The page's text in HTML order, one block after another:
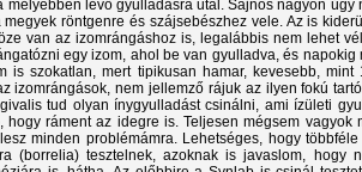
mélyebben lévő gyulladásra utal. Sajnos nagyon úgy
röntgenre és szájsebészhez vele. Az is
van az izomrángáshoz is, legalábbis nem lehet
egy izom, ahol be van gyulladva, és napokig
is szokatlan, mert tipikusan hamar, kevesebb, mint
izomrángások, nem jellemző rájuk az ilyen fokú
tud olyan ínygyulladást csinálni, ami ízületi
hogy ráment az idegre is. Teljesen mégsem vagyok
minden problémámra. Lehetséges, hogy többféle
(borrelia) tesztelnek, azoknak is javaslom, hogy